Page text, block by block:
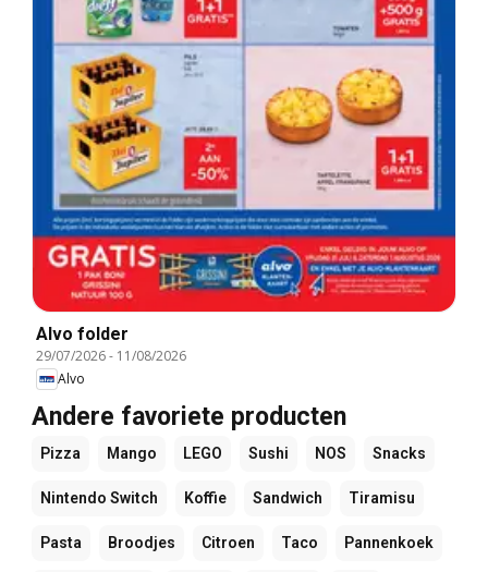
Alvo folder
29/07/2026- 11/08/2026
Alvo
Andere favoriete producten
Pizza Mango LEGO Sushi NOS Snacks
Nintendo Switch Koffie Sandwich Tiramisu
Pasta Broodjes Citroen Taco Pannenkoek